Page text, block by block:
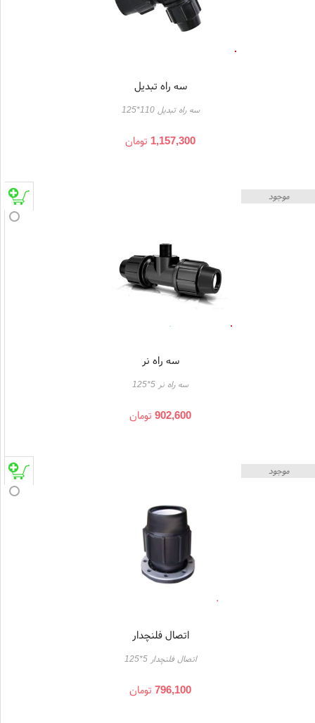
سه راه تبدیل
سه راه تبدیل 110*125
1,157,300 تومان
موجود
سه راه نر
سه راه نر 5*125
902,600تومان
موجود
اتصال فلنچدار
اتصال فلنچدار 5*125
796,100تومان